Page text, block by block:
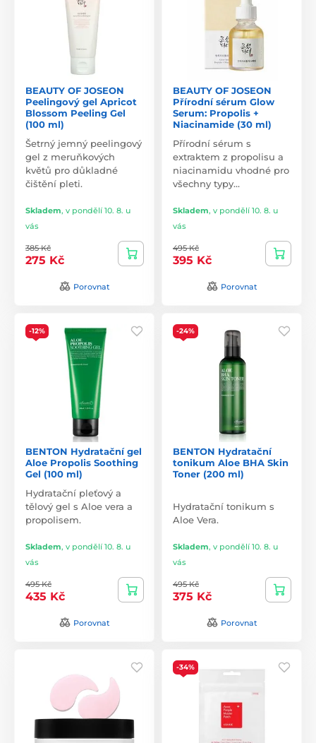
BEAUTY OF JOSEON
Peelingový gel Apricot
Blossom Peeling Gel
(100 ml)
Šetrný jemný peelingový
gel z meruňkových
květů pro důkladné
čištění pleti.
Skladem, v pondělí 10. 8. u
vás
385 Kč
275 Kč
Porovnat
BEAUTY OF JOSEON
Přírodní sérum Glow
Serum: Propolis +
Niacinamide (30 ml)
Přírodní sérum s
extraktem z propolisu a
niacinamidu vhodné pro
všechny typy…
Skladem, v pondělí 10. 8. u
vás
495 Kč
395 Kč
Porovnat
-12%
BENTON Hydratační gel
Aloe Propolis Soothing
Gel (100 ml)
Hydratační pleťový a
tělový gel s Aloe vera a
propolisem.
Skladem, v pondělí 10. 8. u
vás
495 Kč
435 Kč
Porovnat
-24%
BENTON Hydratační
tonikum Aloe BHA Skin
Toner (200 ml)
Hydratační tonikum s
Aloe Vera.
Skladem, v pondělí 10. 8. u
vás
495 Kč
375 Kč
Porovnat
-34%